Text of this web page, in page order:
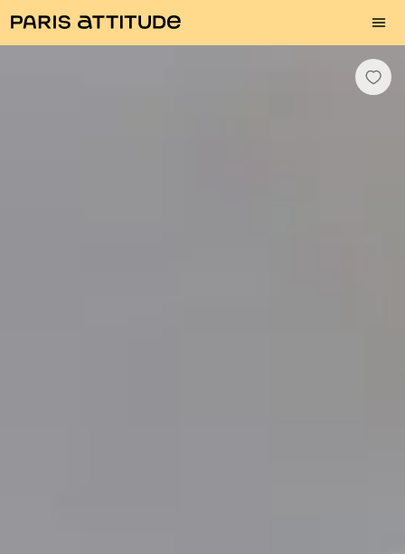
Fotos Descrição Equipamentos Bairro